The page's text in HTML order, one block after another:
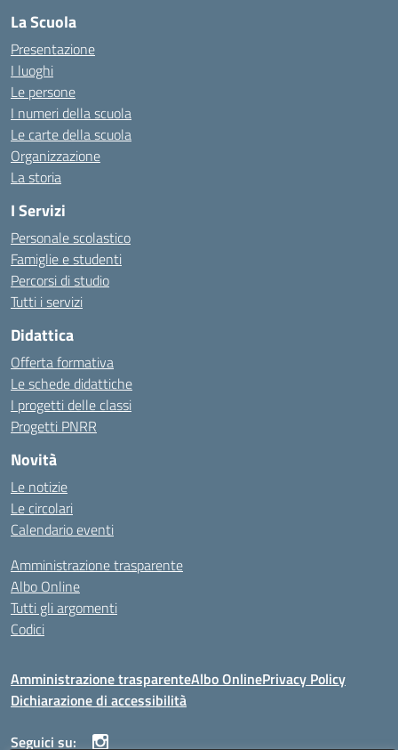
La Scuola
Presentazione
I luoghi
Le persone
I numeri della scuola
Le carte della scuola
Organizzazione
La storia
I Servizi
Personale scolastico
Famiglie e studenti
Percorsi di studio
Tutti i servizi
Didattica
Offerta formativa
Le schede didattiche
I progetti delle classi
Progetti PNRR
Novità
Le notizie
Le circolari
Calendario eventi
Amministrazione trasparente
Albo Online
Tutti gli argomenti
Codici
Amministrazione trasparenteAlbo OnlinePrivacy Policy
Dichiarazione di accessibilità
Seguici su: